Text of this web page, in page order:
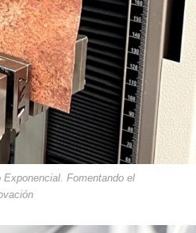
Exponencial. Fomentando el